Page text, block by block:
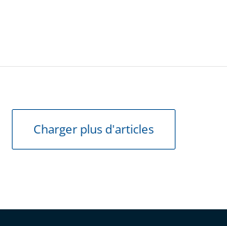
Charger plus d'articles